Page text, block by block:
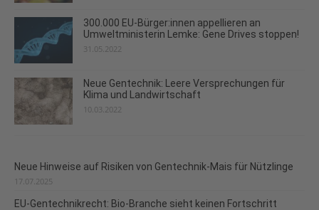
300.000 EU-Bürger:innen appellieren an
Umweltministerin Lemke: Gene Drives stoppen!
31.05.2022
Neue Gentechnik: Leere Versprechungen für
Klima und Landwirtschaft
10.03.2022
Neue Hinweise auf Risiken von Gentechnik-Mais für Nützlinge
17.07.2025
EU-Gentechnikrecht: Bio-Branche sieht keinen Fortschritt